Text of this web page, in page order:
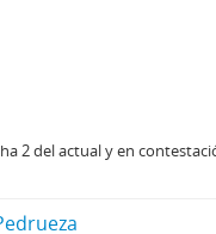
2 del actual y en